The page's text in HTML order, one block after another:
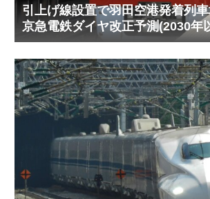
引上げ線設置で羽田空港発着列
京急電鉄ダイヤ改正予測(2030年